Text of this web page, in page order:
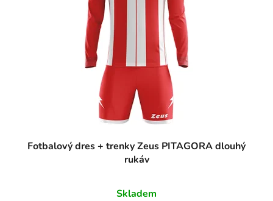
Fotbalový dres + trenky Zeus PITAGORA dlouhý
rukáv
Skladem